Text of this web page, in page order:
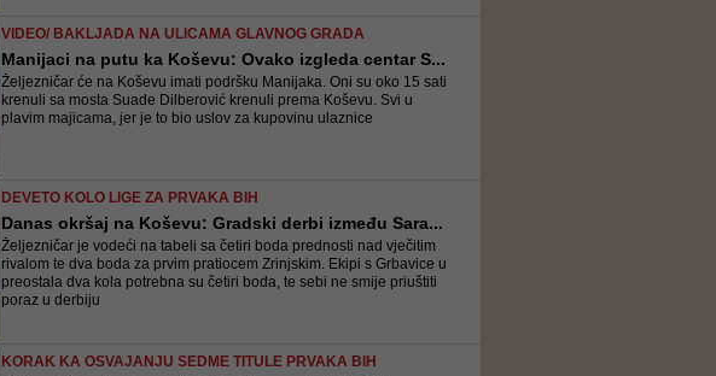
VIDEO/ BAKLJADA NA ULICAMA GLAVNOG GRADA
Manijaci na putu ka Koševu: Ovako izgleda centar S...
Željezničar će na Koševu imati podršku Manijaka. Oni su oko 15 sati
krenuli sa mosta Suade Dilberović krenuli prema Koševu. Svi u
plavim majicama, jer je to bio uslov za kupovinu ulaznice
DEVETO KOLO LIGE ZA PRVAKA BIH
Danas okršaj na Koševu: Gradski derbi između Sara...
Željezničar je vodeći na tabeli sa četiri boda prednosti nad vječitim
rivalom te dva boda za prvim pratiocem Zrinjskim. Ekipi s Grbavice u
preostala dva kola potrebna su četiri boda, te sebi ne smije priuštiti
poraz u derbiju
KORAK KA OSVAJANJU SEDME TITULE PRVAKA BIH